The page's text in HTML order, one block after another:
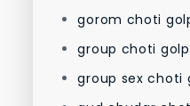
gorom choti
group choti
group sex choti